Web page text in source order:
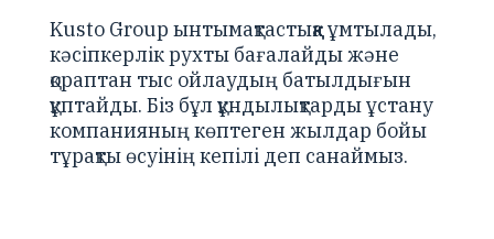
Kusto Group ынтымақтастыққа ұмтылады,
кәсіпкерлік рухты бағалайды және
қораптан тыс ойлаудың батылдығын
құптайды. Біз бұл құндылықтарды ұстану
компанияның көптеген жылдар бойы
тұрақты өсуінің кепілі деп санаймыз.